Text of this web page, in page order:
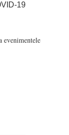
19
evenimentele